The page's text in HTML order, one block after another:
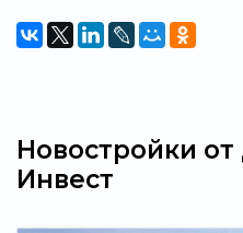
Новостройки
Инвест